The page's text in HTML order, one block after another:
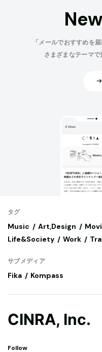
「メールでおすすめを
さまざまなテーマで
タグ
Music Art,Design
Life&Society
Work
サブメディア
Fika Kompass
CINRA, Inc.
Follow